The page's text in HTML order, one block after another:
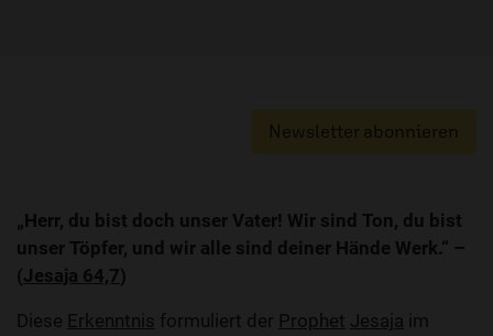
Newsletter abonnieren
„Herr, du bist doch unser Vater! Wir sind Ton, du bist
unser Töpfer, und wir alle sind deiner Hände Werk.“ –
(Jesaja 64,7)
Diese Erkenntnis formuliert der Prophet Jesaja im